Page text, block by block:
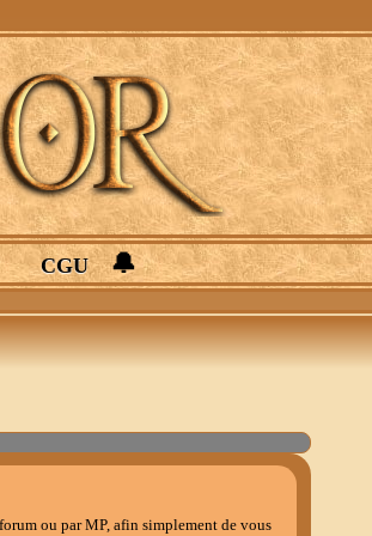
CGU 🔔
ou par MP, afin simplement de vous